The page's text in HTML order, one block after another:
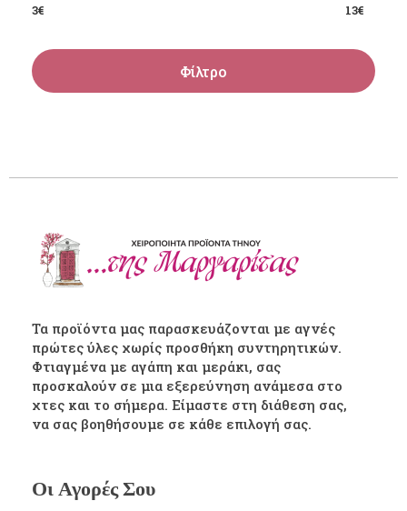
3€ 13€
Φίλτρο
Τα προϊόντα μας παρασκευάζονται με αγνές
πρώτες ύλες χωρίς προσθήκη συντηρητικών.
Φτιαγμένα με αγάπη και μεράκι, σας
προσκαλούν σε μια εξερεύνηση ανάμεσα στο
χτες και το σήμερα. Είμαστε στη διάθεση σας,
να σας βοηθήσουμε σε κάθε επιλογή σας.
Οι Αγορές Σου